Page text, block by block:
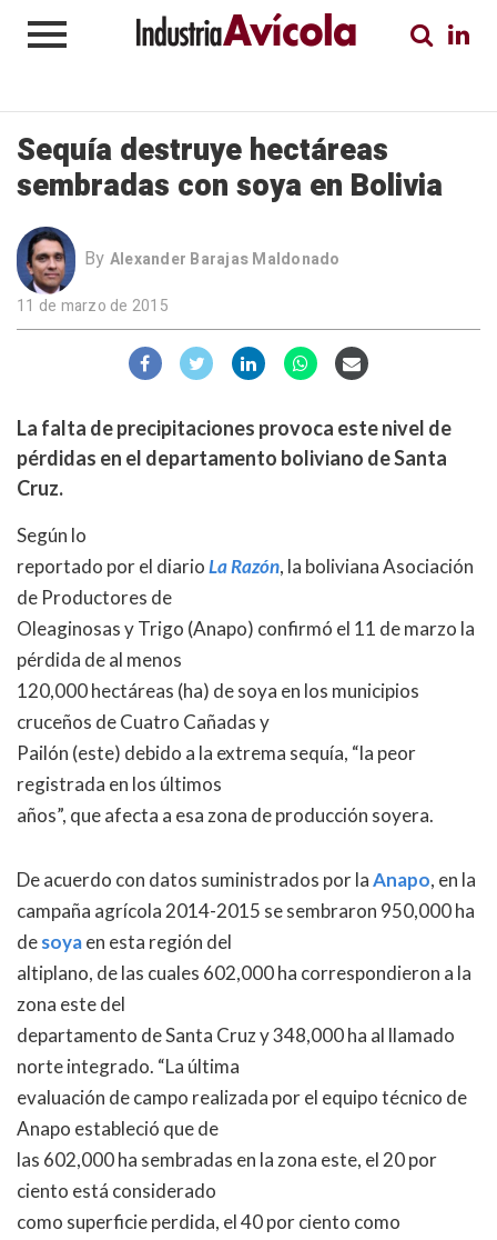
Sequía destruye hectáreas
sembradas con soya en Bolivia
By Alexander Barajas Maldonado
11 de marzo de 2015
La falta de precipitaciones provoca este nivel de
pérdidas en el departamento boliviano de Santa
Cruz.
Según lo
reportado por el diarioLa Razón, la boliviana Asociación
de Productores de
Oleaginosas y Trigo (Anapo) confirmó el 11 de marzo la
pérdida de al menos
120,000 hectáreas (ha) de soya en los municipios
cruceños de Cuatro Cañadas y
Pailón (este) debido a la extrema sequía, “la peor
registrada en los últimos
años”, que afecta a esa zona de producción soyera.
De acuerdo con datos suministrados por laAnapo, en la
campaña agrícola 2014-2015 se sembraron 950,000 ha
desoyaen esta región del
altiplano, de las cuales 602,000 ha correspondieron a la
zona este del
departamento de Santa Cruz y 348,000 ha al llamado
norte integrado. “La última
evaluación de campo realizada por el equipo técnico de
Anapo estableció que de
las 602,000 ha sembradas en la zona este, el 20 por
ciento está considerado
como superficie perdida, el 40 por ciento como